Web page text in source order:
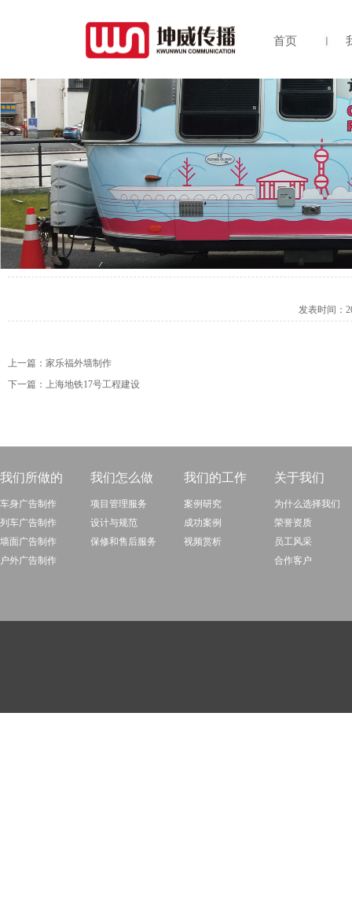
首页
发表时间：
上一篇： 家乐福外墙制作
下一篇： 上海地铁17号工程建设
我们所做的
车身广告制作
列车广告制作
墙面广告制作
户外广告制作
我们怎么做
项目管理服务
设计与规范
保修和售后服务
我们的工作
案例研究
成功案例
视频赏析
关于我们
为什么选择我们
荣誉资质
员工风采
合作客户